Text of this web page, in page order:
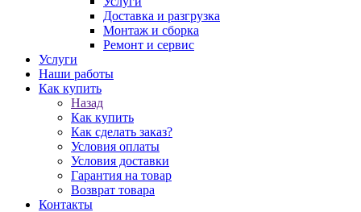
Доставка и разгрузка
Монтаж и сборка
Ремонт и сервис
Услуги
Наши работы
Как купить
Назад
Как купить
Как сделать заказ?
Условия оплаты
Условия доставки
Гарантия на товар
Возврат товара
Контакты